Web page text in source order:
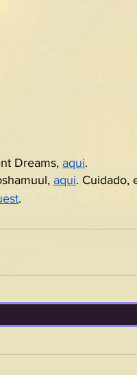
Dreams, aqui.
aqui. Cuidado,
.